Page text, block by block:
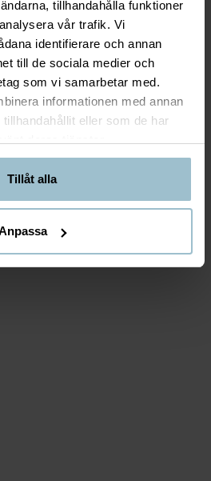
tillhandahålla funktioner
vår trafik. Vi
identifierare och annan
till de sociala medier och
som vi samarbetar med.
informationen med annan
eller som de har
Tillåt alla